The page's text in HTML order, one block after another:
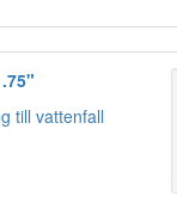
till vattenfall